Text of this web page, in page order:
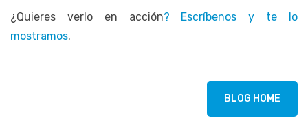
¿Quieres verlo en acción? Escríbenos y te lo
mostramos.
BLOG HOME